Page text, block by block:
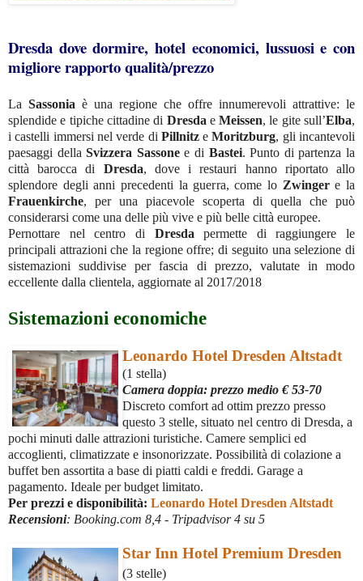
Dresda dove dormire, hotel economici, lussuosi e con
migliore rapporto qualità/prezzo
La Sassonia è una regione che offre innumerevoli attrattive: le
splendide e tipiche cittadine di Dresda eMeissen, le gite sull’Elba,
i castelli immersi nel verde di PillnitzeMoritzburg, gli incantevoli
paesaggi dellaSvizzera Sassonee di Bastei. Punto di partenza la
città barocca di Dresda, dove i restauri hanno riportato allo
splendore degli anni precedenti la guerra, come lo Zwingere la
Frauenkirche, per una piacevole scoperta di quella che può
considerarsi come una delle più vive e più belle città europee.
Pernottare nel centro di Dresda permette di raggiungere le
principali attrazioni che la regione offre; di seguito una selezione di
sistemazioni suddivise per fascia di prezzo, valutate in modo
eccellente dalla clientela, aggiornate al 2017/2018
Sistemazioni economiche
Leonardo Hotel Dresden Altstadt
(1 stella)
Camera doppia: prezzo medio € 53-70
Discreto comfort ad ottim prezzo presso
questo 3 stelle, situato nel centro di Dresda, a
pochi minuti dalle attrazioni turistiche. Camere semplici ed
accoglienti, climatizzate e insonorizzate. Possibilità di colazione a
buffet ben assortita a base di piatti caldi e freddi. Garage a
pagamento. Ideale per budget limitato.
Per prezzi e disponibilità: Leonardo Hotel Dresden Altstadt
Recensioni: Booking.com 8,4 - Tripadvisor 4 su 5
Star Inn Hotel Premium Dresden
(3 stelle)